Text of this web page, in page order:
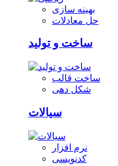
بهینه سازی
حل معادلات
ساخت و تولید
ساخت قالب
شکل دهی
سیالات
نرم افزار
کدنویسی